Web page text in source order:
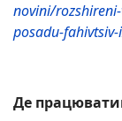
novini/
posadu-
Де